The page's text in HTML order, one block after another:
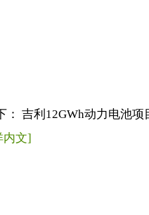
吉利12GWh动力电池项
内文]